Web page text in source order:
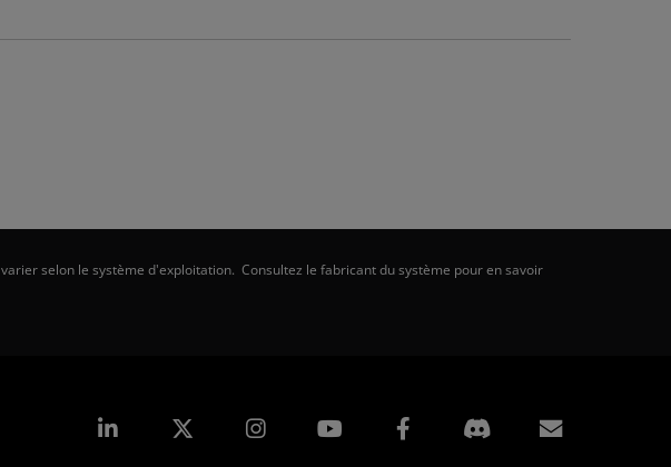
selon le système d'exploitation. Consultez le fabricant du système pour en savoir
LinkedIn Instagram Facebook